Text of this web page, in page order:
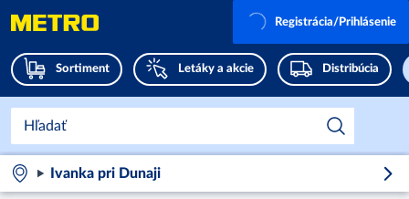
Sortiment Letáky a akcie Distribúcia
Registrácia/Prihlásenie
Ivanka pri Dunaji